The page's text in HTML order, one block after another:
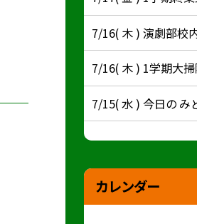
7/16( 木 ) 演劇部校
7/16( 木 ) 1学期大
7/15( 水 ) 今日の み
カレンダー